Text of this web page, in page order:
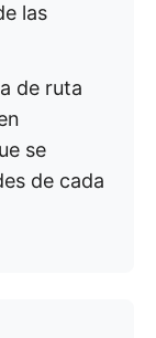
las
de ruta
se
de cada